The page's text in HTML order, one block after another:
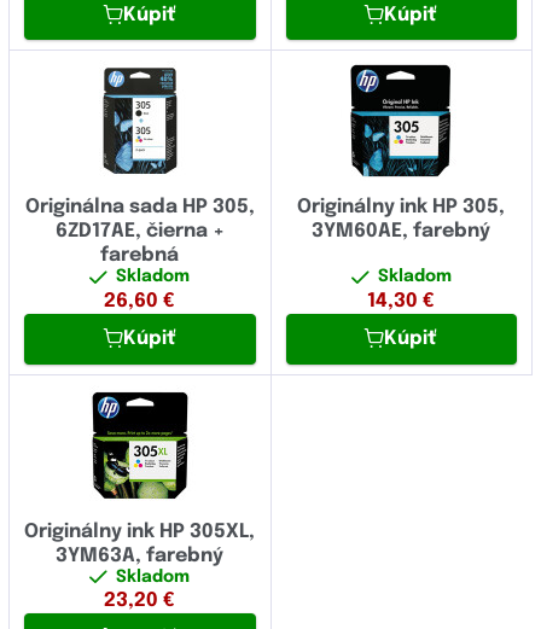
Kúpiť
Kúpiť
Originálna sada HP 305,
6ZD17AE, čierna +
farebná
Skladom
26,60 €
Kúpiť
Originálny ink HP 305,
3YM60AE, farebný
Skladom
14,30 €
Kúpiť
Originálny ink HP 305XL,
3YM63A, farebný
Skladom
23,20 €